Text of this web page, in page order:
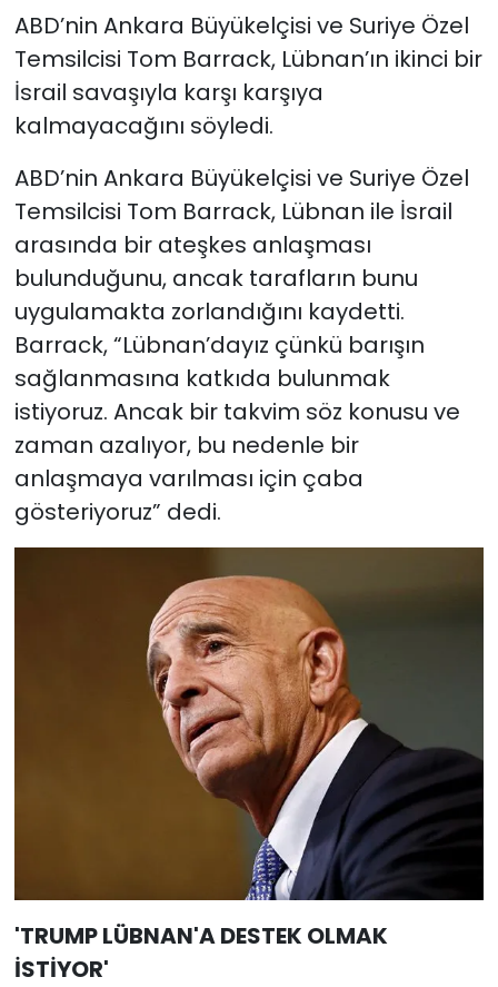
ABD’nin Ankara Büyükelçisi ve Suriye Özel
Temsilcisi Tom Barrack, Lübnan’ın ikinci bir
İsrail savaşıyla karşı karşıya
kalmayacağını söyledi.
ABD’nin Ankara Büyükelçisi ve Suriye Özel
Temsilcisi Tom Barrack, Lübnan ile İsrail
arasında bir ateşkes anlaşması
bulunduğunu, ancak tarafların bunu
uygulamakta zorlandığını kaydetti.
Barrack, “Lübnan’dayız çünkü barışın
sağlanmasına katkıda bulunmak
istiyoruz. Ancak bir takvim söz konusu ve
zaman azalıyor, bu nedenle bir
anlaşmaya varılması için çaba
gösteriyoruz” dedi.
'TRUMP LÜBNAN'A DESTEK OLMAK
İSTİYOR'